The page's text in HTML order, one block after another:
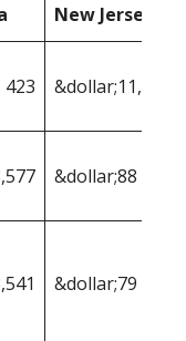
New Jersey
&dollar;11,121
&dollar;88 879
&dollar;79 916